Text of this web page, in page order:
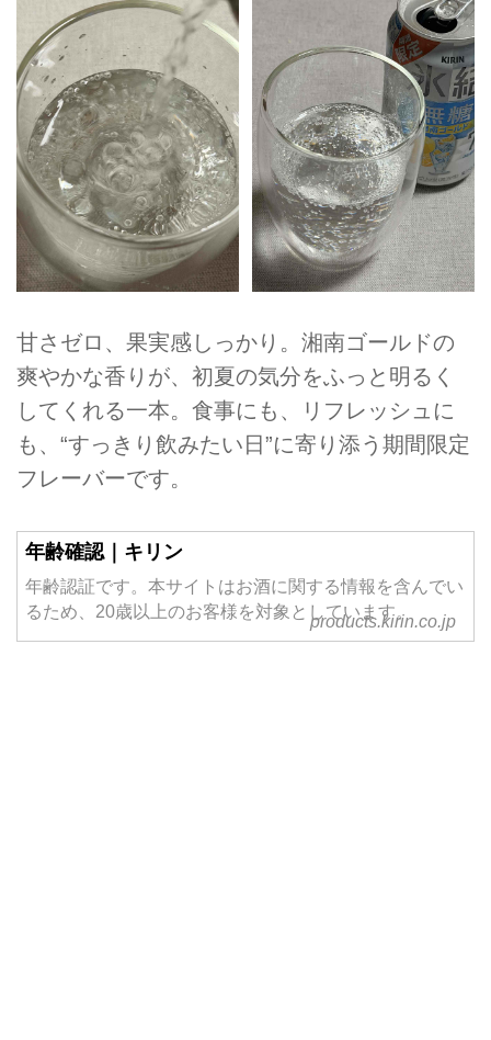
甘さゼロ、果実感しっかり。湘南ゴールドの
爽やかな香りが、初夏の気分をふっと明るく
してくれる一本。食事にも、リフレッシュに
も、“すっきり飲みたい日”に寄り添う期間限定
フレーバーです。
年齢確認｜キリン
年齢認証です。本サイトはお酒に関する情報を含んでい
るため、20歳以上のお客様を対象としています。
products.kirin.co.jp